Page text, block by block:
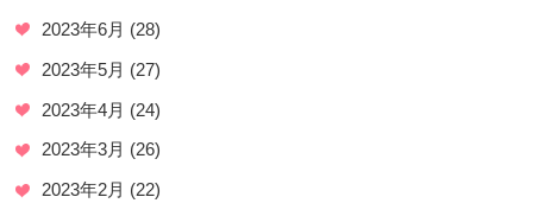
2023年6月 (28)
2023年5月 (27)
2023年4月 (24)
2023年3月 (26)
2023年2月 (22)